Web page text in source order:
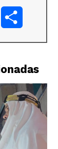
Telegram